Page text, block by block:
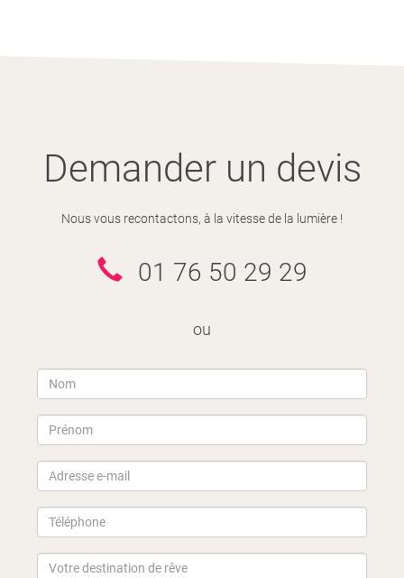
Demander un devis
Nous vous recontactons, à la vitesse de la lumière !
01 76 50 29 29
ou